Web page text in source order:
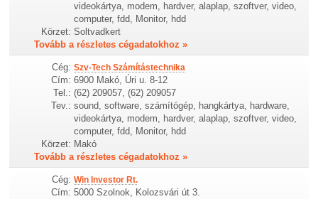
videokártya, modem, hardver, alaplap, szoftver, video,
computer, fdd, Monitor, hdd
Körzet: Soltvadkert
Tovább a részletes cégadatokhoz »
Cég: Szv-Tech Számítástechnika
Cím: 6900 Makó, Úri u. 8-12
Tel.: (62) 209057, (62) 209057
Tev.: sound, software, számítógép, hangkártya, hardware,
videokártya, modem, hardver, alaplap, szoftver, video,
computer, fdd, Monitor, hdd
Körzet: Makó
Tovább a részletes cégadatokhoz »
Cég: Win Investor Rt.
Cím: 5000 Szolnok, Kolozsvári út 3.